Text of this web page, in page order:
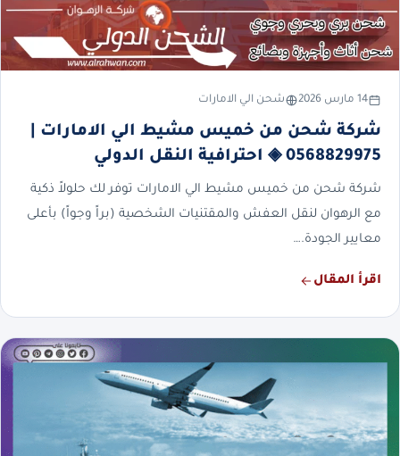
14 مارس 2026 شحن الي الامارات
شركة شحن من خميس مشيط الي الامارات |
0568829975 ◈ احترافية النقل الدولي
شركة شحن من خميس مشيط الي الامارات توفر لك حلولاً ذكية
مع الرهوان لنقل العفش والمقتنيات الشخصية (براً وجواً) بأعلى
معايير الجودة.…
اقرأ المقال